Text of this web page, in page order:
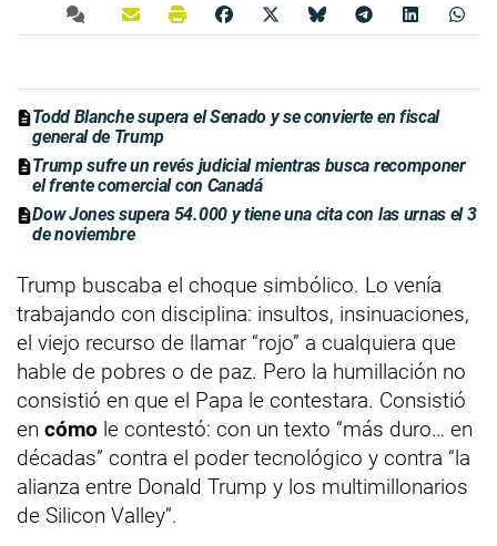
Todd Blanche supera el Senado y se convierte en fiscal
general de Trump
Trump sufre un revés judicial mientras busca recomponer
el frente comercial con Canadá
Dow Jones supera 54.000 y tiene una cita con las urnas el 3
de noviembre
Trump buscaba el choque simbólico. Lo venía
trabajando con disciplina: insultos, insinuaciones,
el viejo recurso de llamar “rojo” a cualquiera que
hable de pobres o de paz. Pero la humillación no
consistió en que el Papa le contestara. Consistió
en cómo le contestó: con un texto “más duro… en
décadas” contra el poder tecnológico y contra “la
alianza entre Donald Trump y los multimillonarios
de Silicon Valley”.